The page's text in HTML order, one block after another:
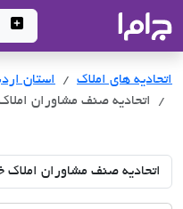
- سامانه
اتحادیه های املاک اتحادیه
استان
اتحادیه صنف مشاوران